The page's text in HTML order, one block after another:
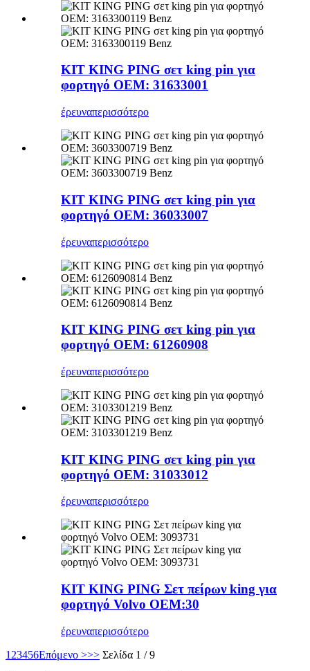
KIT KING PING σετ king pin για
φορτηγό OEM: 31633001
έρευναπερισσότερο
KIT KING PING σετ king pin για
φορτηγό OEM: 36033007
έρευναπερισσότερο
ΚΙΤ KING PING σετ king pin για
φορτηγό OEM: 61260908
έρευναπερισσότερο
KIT KING PING σετ king pin για
φορτηγό OEM: 31033012
έρευναπερισσότερο
ΚΙΤ KING PING Σετ πείρων king για
φορτηγό Volvo OEM:30
έρευναπερισσότερο
1 23456Επόμενο >>> Σελίδα 1 / 9